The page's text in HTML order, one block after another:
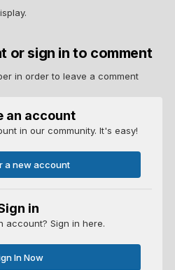
or sign in to comment
in order to leave a comment
an account
in our community. It's easy!
a new account
in
account? Sign in here.
In Now